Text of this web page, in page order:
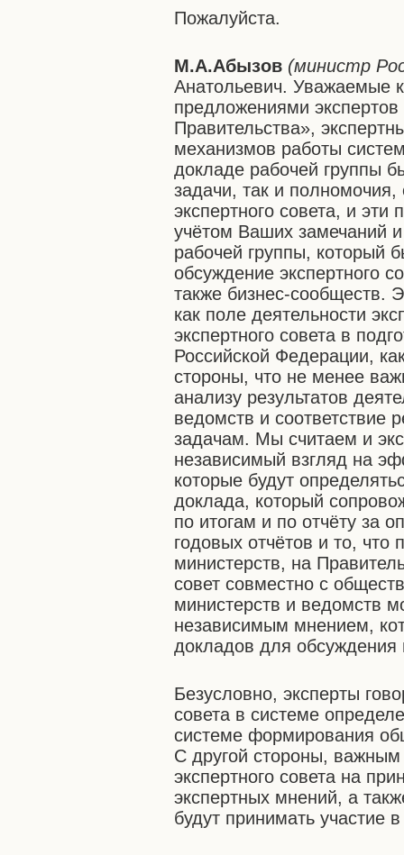
Пожалуйста.
М.А.Абызов (министр
Анатольевич. Уважаемые
предложениями
Правительства»,
механизмов работы
докладе рабочей группы
задачи, так и
экспертного совета, и
учётом Ваших замечаний
рабочей группы, который
обсуждение экспертного
также бизнес-сообществ.
как поле деятельности
экспертного совета в
Российской Федерации,
стороны, что не менее
анализу результатов
ведомств и соответствие
задачам. Мы считаем и
независимый взгляд на
которые будут
доклада, который
по итогам и по отчёту за
годовых отчётов и то, что
министерств, на
совет совместно с
министерств и ведомств
независимым мнением,
докладов для
Безусловно, эксперты
совета в системе
системе формирования
С другой стороны,
экспертного совета на
экспертных мнений, а
будут принимать участие